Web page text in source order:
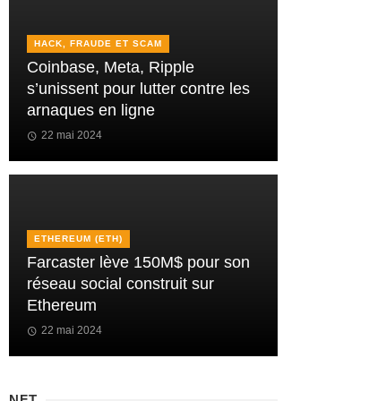
HACK, FRAUDE ET SCAM
Coinbase, Meta, Ripple
s’unissent pour lutter contre les
arnaques en ligne
22 mai 2024
ETHEREUM (ETH)
Farcaster lève 150M$ pour son
réseau social construit sur
Ethereum
22 mai 2024